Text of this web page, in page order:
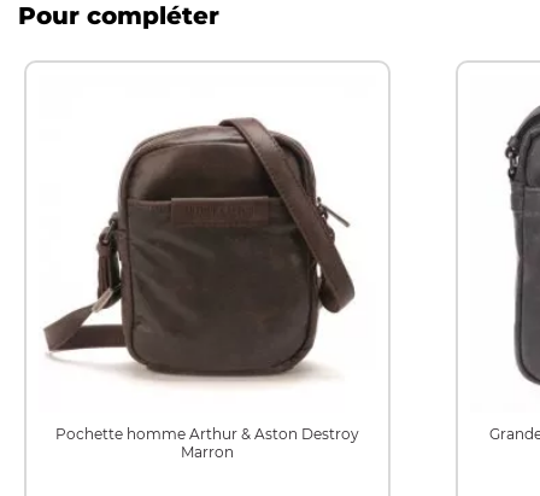
Pour compléter
Pochette homme Arthur & Aston Destroy
Marron